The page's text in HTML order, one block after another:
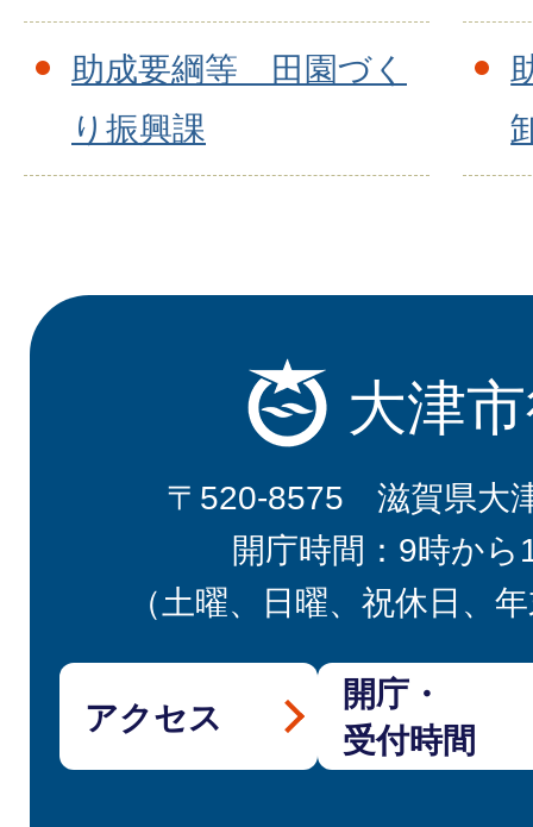
助成要綱等 田園づく
り振興課
大津
〒520-8575 滋賀県大
開庁時間：9時から
（土曜、日曜、祝休日、
アクセス
開庁・
受付時間